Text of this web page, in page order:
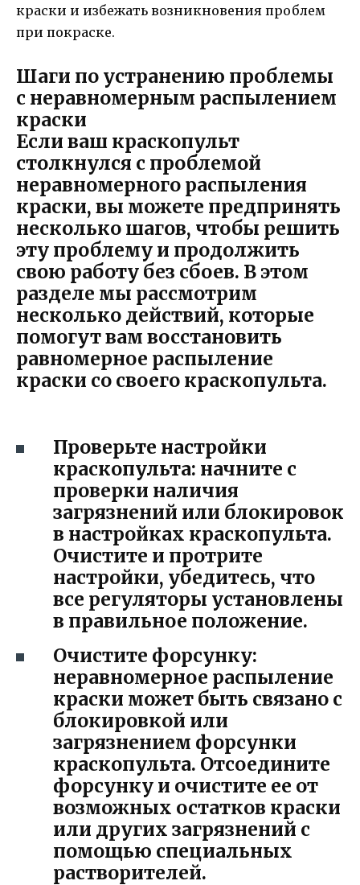
краски и избежать возникновения проблем
при покраске.
Шаги по устранению проблемы
с неравномерным распылением
краски
Если ваш краскопульт
столкнулся с проблемой
неравномерного распыления
краски, вы можете предпринять
несколько шагов, чтобы решить
эту проблему и продолжить
свою работу без сбоев. В этом
разделе мы рассмотрим
несколько действий, которые
помогут вам восстановить
равномерное распыление
краски со своего краскопульта.
Проверьте настройки
краскопульта: начните с
проверки наличия
загрязнений или блокировок
в настройках краскопульта.
Очистите и протрите
настройки, убедитесь, что
все регуляторы установлены
в правильное положение.
Очистите форсунку:
неравномерное распыление
краски может быть связано с
блокировкой или
загрязнением форсунки
краскопульта. Отсоедините
форсунку и очистите ее от
возможных остатков краски
или других загрязнений с
помощью специальных
растворителей.